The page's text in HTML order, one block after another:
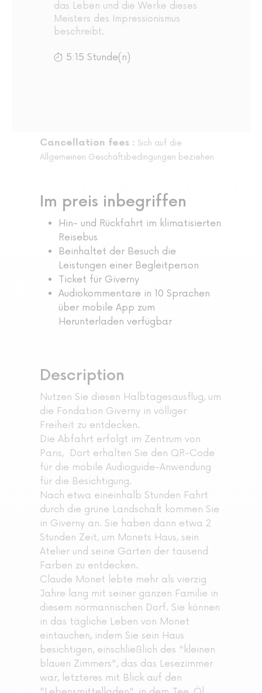
das Leben und die Werke dieses
Meisters des Impressionismus
beschreibt.
5:15 Stunde(n)
Cancellation fees : Sich auf die
Allgemeinen Geschäftsbedingungen beziehen
Im preis inbegriffen
Hin- und Rückfahrt im klimatisierten
Reisebus
Beinhaltet der Besuch die
Leistungen einer Begleitperson
Ticket für Giverny
Audiokommentare in 10 Sprachen
über mobile App zum
Herunterladen verfügbar
Description
Nutzen Sie diesen Halbtagesausflug, um
die Fondation Giverny in völliger
Freiheit zu entdecken.
Die Abfahrt erfolgt im Zentrum von
Paris, Dort erhalten Sie den QR-Code
für die mobile Audioguide-Anwendung
für die Besichtigung.
Nach etwa eineinhalb Stunden Fahrt
durch die grüne Landschaft kommen Sie
in Giverny an. Sie haben dann etwa 2
Stunden Zeit, um Monets Haus, sein
Atelier und seine Gärten der tausend
Farben zu entdecken.
Claude Monet lebte mehr als vierzig
Jahre lang mit seiner ganzen Familie in
diesem normannischen Dorf. Sie können
in das tägliche Leben von Monet
eintauchen, indem Sie sein Haus
besichtigen, einschließlich des "kleinen
blauen Zimmers", das das Lesezimmer
war, letzteres mit Blick auf den